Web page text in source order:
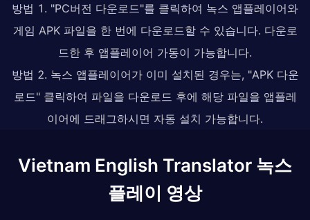
방법 1. "PC버전 다운로드"를 클릭하여 녹스 앱플레이어와
게임 APK 파일을 한 번에 다운로드할 수 있습니다. 다운로
드한 후 앱플레이어 가동이 가능합니다.
방법 2. 녹스 앱플레이어가 이미 설치된 경우는, "APK 다운
로드" 클릭하여 파일을 다운로드 후에 해당 파일을 앱플레
이어에 드래그하시면 자동 설치 가능합니다.
Vietnam English Translator 녹스
플레이 영상